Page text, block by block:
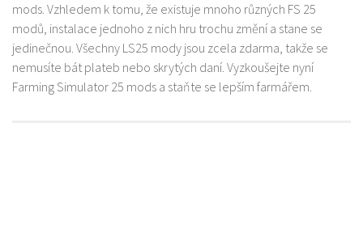
mods. Vzhledem k tomu, že existuje mnoho různých FS 25
modů, instalace jednoho z nich hru trochu změní a stane se
jedinečnou. Všechny LS25 mody jsou zcela zdarma, takže se
nemusíte bát plateb nebo skrytých daní. Vyzkoušejte nyní
Farming Simulator 25 mods a staňte se lepším farmářem.